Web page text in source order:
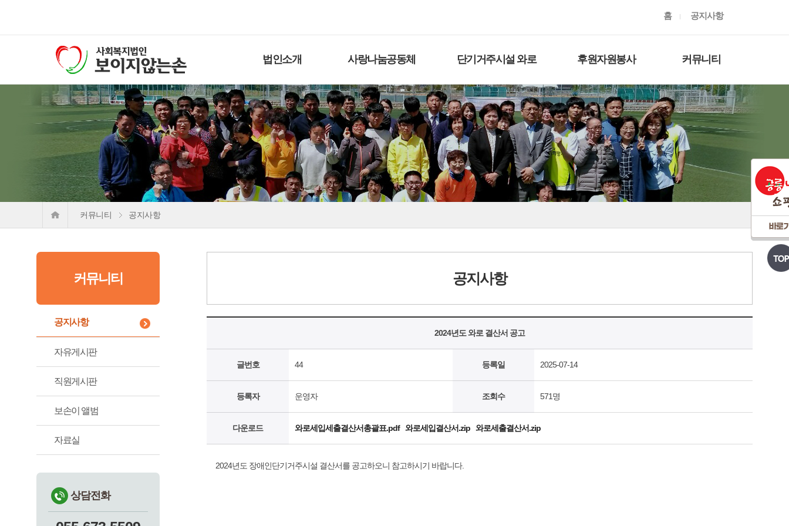
홈 공지사항
법인소개 사랑나눔공동체 단기거주시설 와로 후원자원봉사 커뮤니티
커뮤니티 공지사항
커뮤니티
공지사항
자유게시판
직원게시판
보손이 앨범
자료실
상담전화
공지사항
2024년도 와로 결산서 공고
글번호 44 등록일 2025-07-14
등록자 운영자 조회수 571명
다운로드 와로세입세출결산서총괄표.pdf 와로세입결산서.zip 와로세출결산서.zip
2024년도 장애인단기거주시설 결산서를 공고하오니 참고하시기 바랍니다.